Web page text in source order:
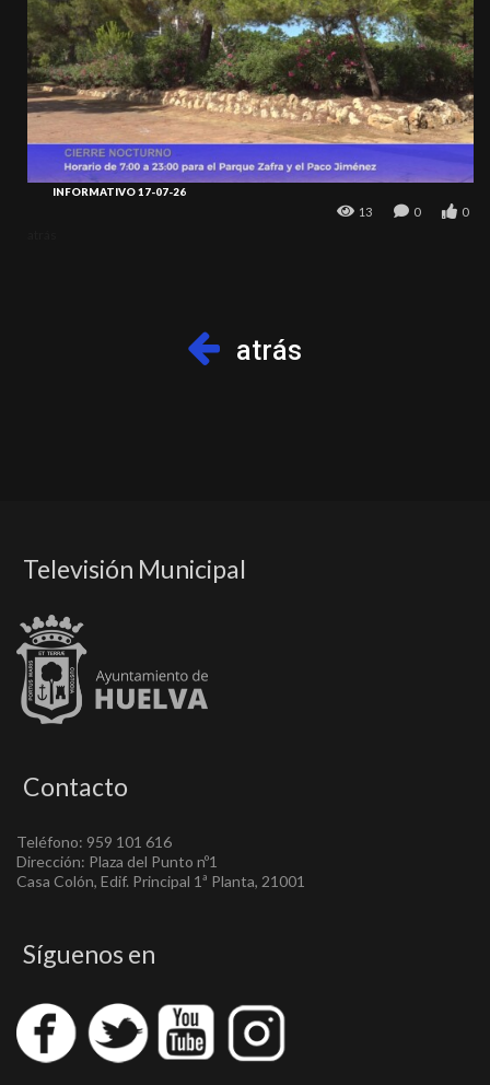
INFORMATIVO 17-07-26
13 0 0
atrás
Televisión Municipal
Contacto
Teléfono: 959 101 616
Dirección: Plaza del Punto nº1
Casa Colón, Edif. Principal 1ª Planta, 21001
Síguenos en